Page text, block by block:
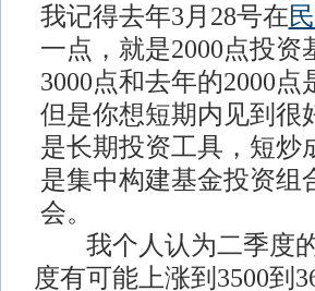
我记得去年3月28号在
一点，就是2000点投
3000点和去年的2000
但是你想短期内见到很
是长期投资工具，短炒
是集中构建基金投资组
会。
我个人认为二季度的
度有可能上涨到3500到